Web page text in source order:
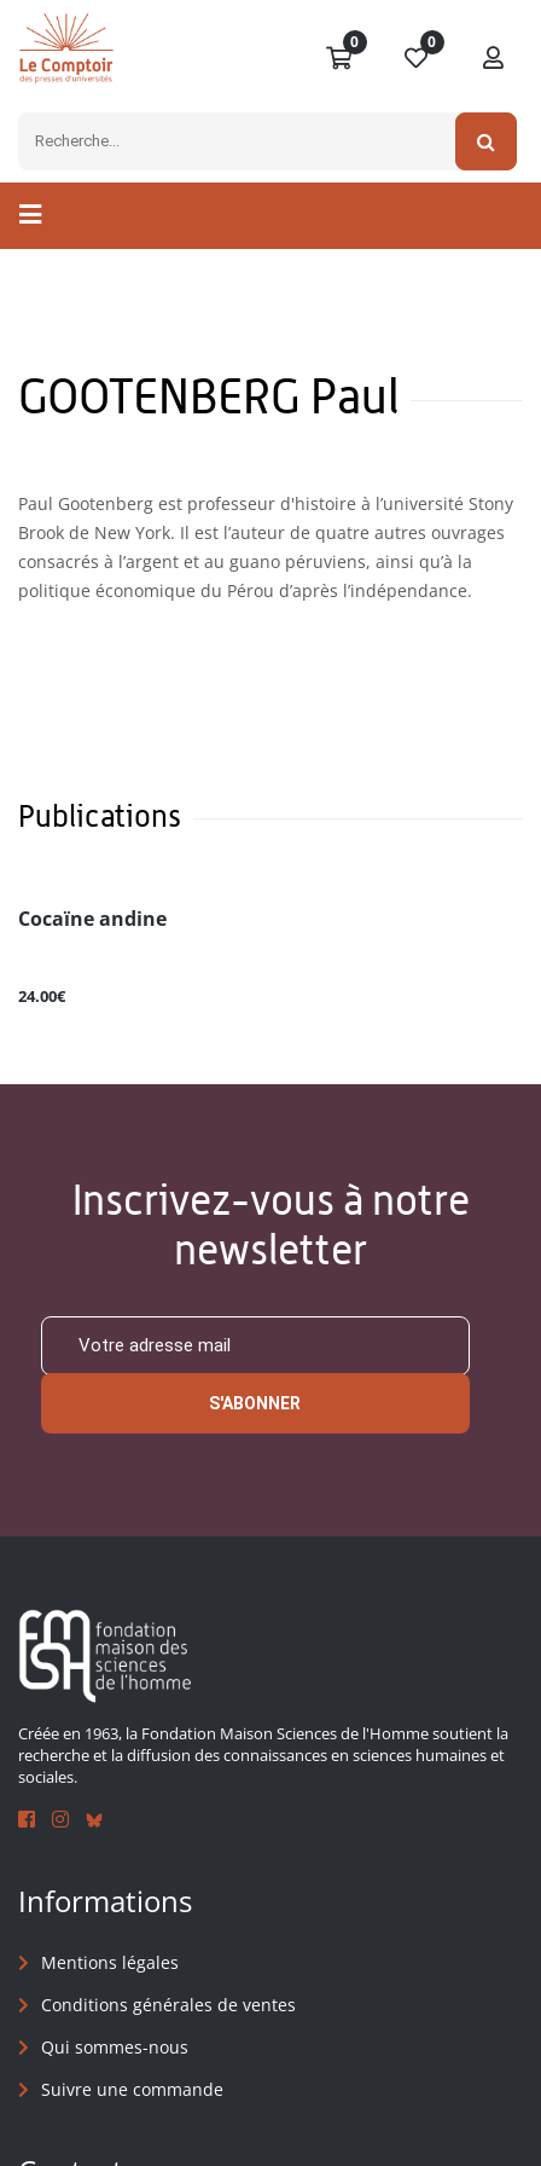
0 0
GOOTENBERG Paul
Paul Gootenberg est professeur d'histoire à l’université Stony
Brook de New York. Il est l’auteur de quatre autres ouvrages
consacrés à l’argent et au guano péruviens, ainsi qu’à la
politique économique du Pérou d’après l’indépendance.
Publications
Cocaïne andine
24.00€
Inscrivez-vous à notre
newsletter
S'ABONNER
Créée en 1963, la Fondation Maison Sciences de l'Homme soutient la
recherche et la diffusion des connaissances en sciences humaines et
sociales.
Informations
Mentions légales
Conditions générales de ventes
Qui sommes-nous
Suivre une commande